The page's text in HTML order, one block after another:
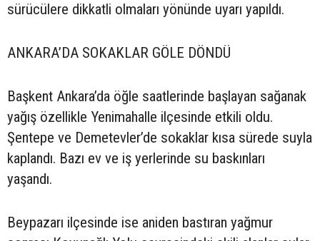
sürücülere dikkatli olmaları yönünde uyarı yapıldı.
ANKARA’DA SOKAKLAR GÖLE DÖNDÜ
Başkent Ankara’da öğle saatlerinde başlayan sağanak
yağış özellikle Yenimahalle ilçesinde etkili oldu.
Şentepe ve Demetevler’de sokaklar kısa sürede suyla
kaplandı. Bazı ev ve iş yerlerinde su baskınları
yaşandı.
Beypazarı ilçesinde ise aniden bastıran yağmur